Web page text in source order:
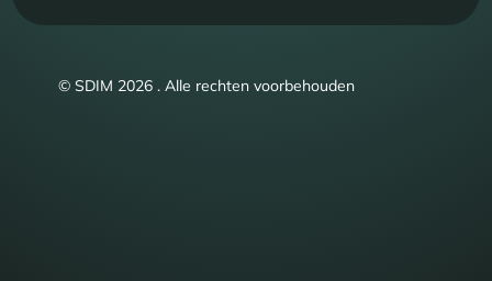
© SDIM 2026 . Alle rechten voorbehouden